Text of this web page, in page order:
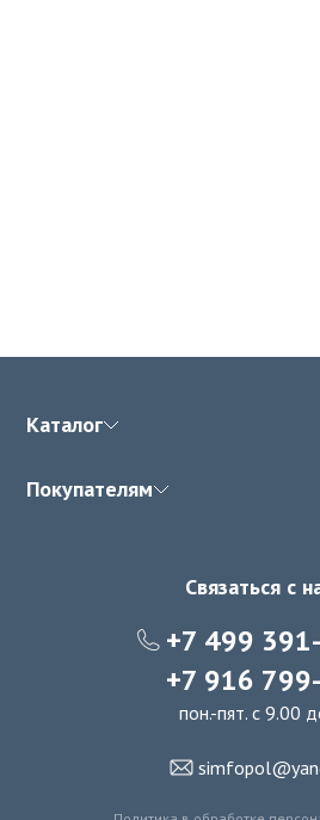
Каталог
Покупателям
Связаться с
+7 499
+7 916
пон.-пят. с 9.00